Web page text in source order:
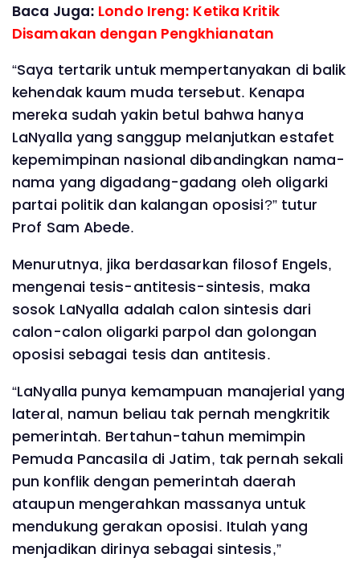
Baca Juga: Londo Ireng: Ketika Kritik
Disamakan dengan Pengkhianatan
“Saya tertarik untuk mempertanyakan di balik
kehendak kaum muda tersebut. Kenapa
mereka sudah yakin betul bahwa hanya
LaNyalla yang sanggup melanjutkan estafet
kepemimpinan nasional dibandingkan nama-
nama yang digadang-gadang oleh oligarki
partai politik dan kalangan oposisi?” tutur
Prof Sam Abede.
Menurutnya, jika berdasarkan filosof Engels,
mengenai tesis-antitesis-sintesis, maka
sosok LaNyalla adalah calon sintesis dari
calon-calon oligarki parpol dan golongan
oposisi sebagai tesis dan antitesis.
“LaNyalla punya kemampuan manajerial yang
lateral, namun beliau tak pernah mengkritik
pemerintah. Bertahun-tahun memimpin
Pemuda Pancasila di Jatim, tak pernah sekali
pun konflik dengan pemerintah daerah
ataupun mengerahkan massanya untuk
mendukung gerakan oposisi. Itulah yang
menjadikan dirinya sebagai sintesis,”